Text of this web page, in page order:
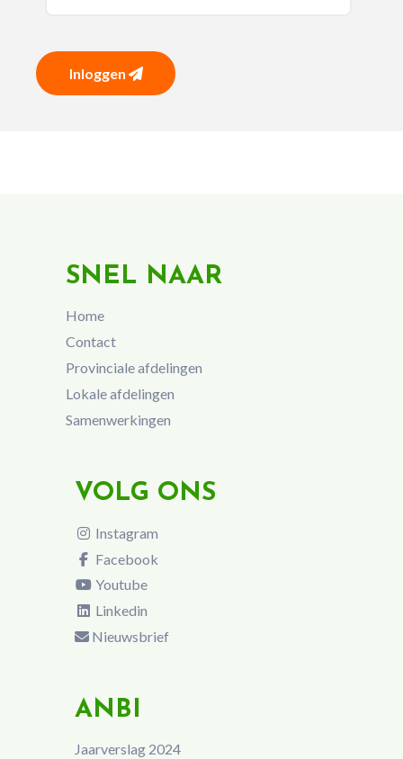
Inloggen
SNEL NAAR
Home
Contact
Provinciale afdelingen
Lokale afdelingen
Samenwerkingen
VOLG ONS
Instagram
Facebook
Youtube
Linkedin
Nieuwsbrief
ANBI
Jaarverslag 2024